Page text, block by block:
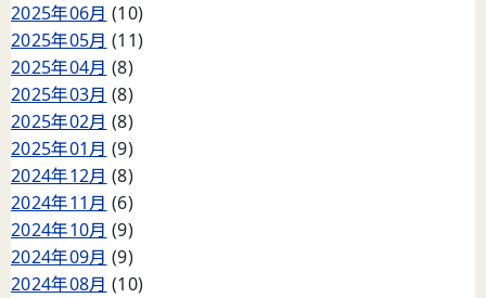
2025年06月 (10)
2025年05月 (11)
2025年04月 (8)
2025年03月 (8)
2025年02月 (8)
2025年01月 (9)
2024年12月 (8)
2024年11月 (6)
2024年10月 (9)
2024年09月 (9)
2024年08月 (10)